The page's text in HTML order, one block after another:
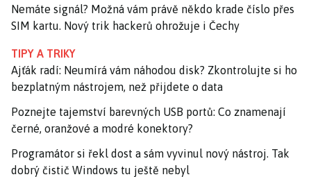
Nemáte signál? Možná vám právě někdo krade číslo přes
SIM kartu. Nový trik hackerů ohrožuje i Čechy
TIPY A TRIKY
Ajťák radí: Neumírá vám náhodou disk? Zkontrolujte si ho
bezplatným nástrojem, než přijdete o data
Poznejte tajemství barevných USB portů: Co znamenají
černé, oranžové a modré konektory?
Programátor si řekl dost a sám vyvinul nový nástroj. Tak
dobrý čistič Windows tu ještě nebyl